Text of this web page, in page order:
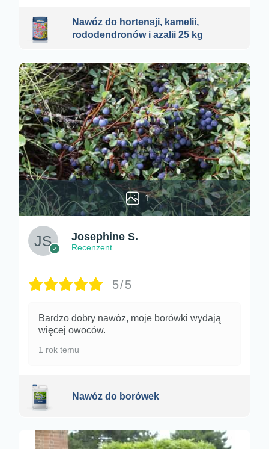
Nawóz do hortensji, kamelii,
rododendronów i azalii 25 kg
1
Josephine S.
Recenzent
5/5
Bardzo dobry nawóz, moje borówki wydają
więcej owoców.
1 rok temu
Nawóz do borówek